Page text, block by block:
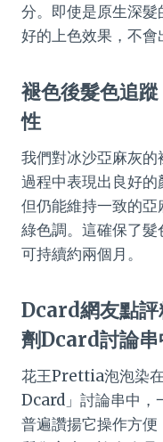
分。即使是原生深
好的上色效果，不會
褪色後髮色追
性
我們對冰沙亞麻灰
過程中表現出良好的
但仍能維持一致的
綠色調。這確保了髮
可持續約兩個月。
Dcard網友點評
劑Dcard討論串
花王Prettia泡泡染
Dcard」討論串中，
普遍讚揚它操作方